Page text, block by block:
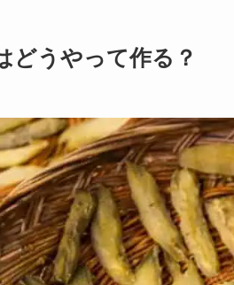
どうやって作る？